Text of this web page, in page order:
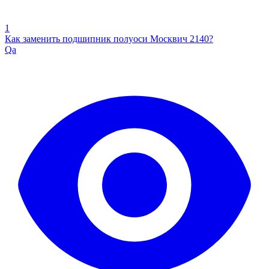
1
Как заменить подшипник полуоси Москвич 2140?
Qa